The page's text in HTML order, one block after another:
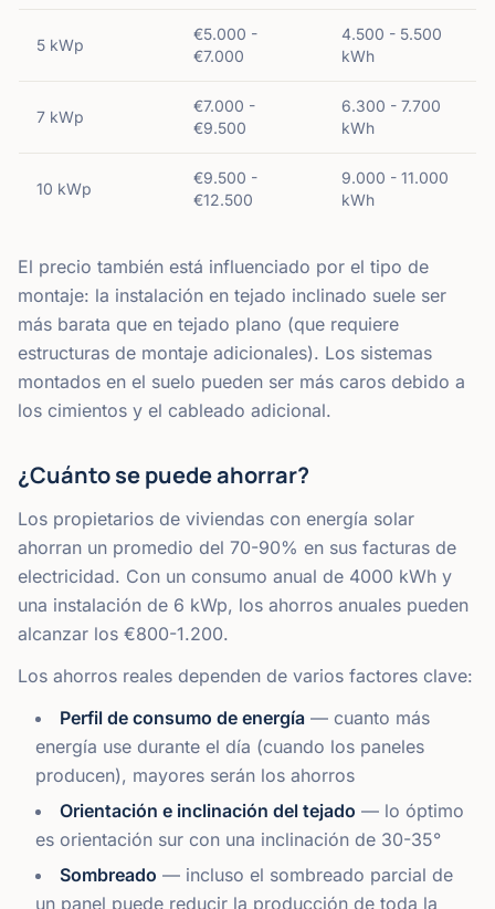
5 kWp
€5.000 -
€7.000
4.500 - 5.500
kWh
7 kWp
€7.000 -
€9.500
6.300 - 7.700
kWh
10 kWp
€9.500 -
€12.500
9.000 - 11.000
kWh
El precio también está influenciado por el tipo de
montaje: la instalación en tejado inclinado suele ser
más barata que en tejado plano (que requiere
estructuras de montaje adicionales). Los sistemas
montados en el suelo pueden ser más caros debido a
los cimientos y el cableado adicional.
¿Cuánto se puede ahorrar?
Los propietarios de viviendas con energía solar
ahorran un promedio del 70-90% en sus facturas de
electricidad. Con un consumo anual de 4000 kWh y
una instalación de 6 kWp, los ahorros anuales pueden
alcanzar los €800-1.200.
Los ahorros reales dependen de varios factores clave:
Perfil de consumo de energía — cuanto más
energía use durante el día (cuando los paneles
producen), mayores serán los ahorros
Orientación e inclinación del tejado — lo óptimo
es orientación sur con una inclinación de 30-35°
Sombreado — incluso el sombreado parcial de
un panel puede reducir la producción de toda la